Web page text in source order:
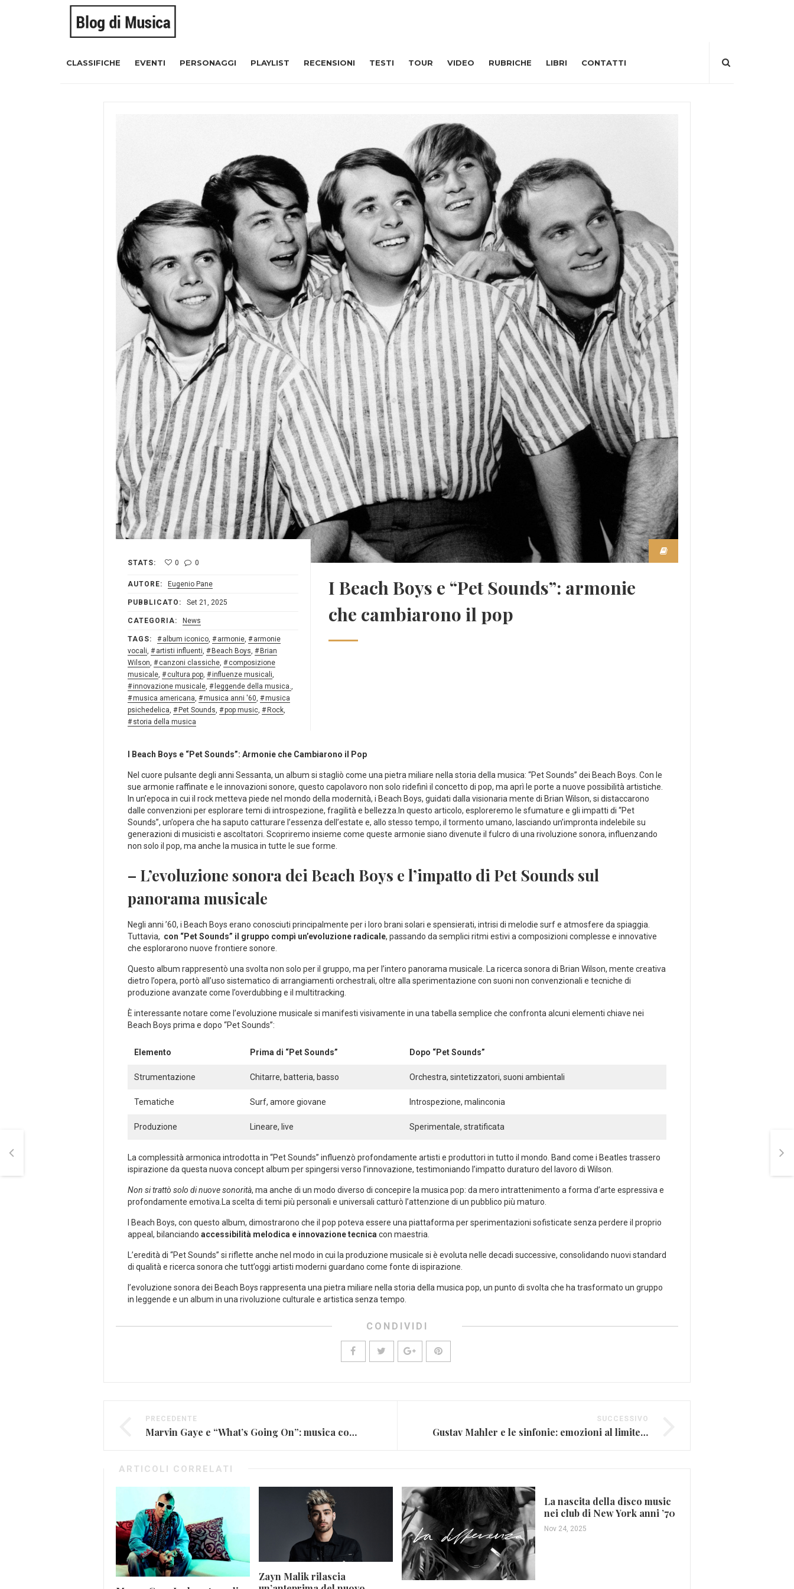
CLASSIFICHE EVENTI PERSONAGGI PLAYLIST RECENSIONI TESTI TOUR VIDEO RUBRICHE LIBRI CONTATTI
STATS: 0 0
AUTORE: Eugenio Pane
PUBBLICATO: Set 21, 2025
CATEGORIA: News
TAGS: album iconico, armonie,
armonie
vocali, artisti influenti, Beach Boys,
Brian
Wilson, canzoni classiche,
composizione
musicale, cultura pop, influenze musicali,
innovazione musicale, leggende della musica.,
musica americana, musica anni '60,
musica
psichedelica, Pet Sounds, pop music, Rock,
storia della musica
I Beach Boys e “Pet Sounds”: armonie
che cambiarono il pop
I Beach Boys⁤ e “Pet Sounds”: Armonie che Cambiarono il ​Pop
Nel cuore pulsante degli anni Sessanta, un album si ​stagliò come una pietra miliare nella storia della musica:​ “Pet‌ Sounds”⁣ dei​ Beach Boys. Con le
sue ⁢armonie ​raffinate e le innovazioni⁢ sonore, questo capolavoro non solo ridefinì​ il concetto di pop, ma aprì le porte a nuove possibilità artistiche.
In un’epoca in cui il ⁢rock metteva⁢ piede ‌nel‍ mondo della ⁣modernità, i ⁤Beach Boys, ‍guidati dalla visionaria mente di Brian Wilson, si distaccarono
dalle convenzioni per‍ esplorare temi ‍di introspezione, fragilità e bellezza.In questo articolo, ​esploreremo le ‍sfumature ‌e gli impatti ⁣di “Pet
Sounds”, un’opera ‌che ha saputo catturare⁤ l’essenza dell’estate‌ e, allo stesso tempo, il‍ tormento umano, lasciando un’impronta indelebile​ su‌
generazioni di musicisti e ‌ascoltatori. Scopriremo insieme come queste ‍armonie siano‌ divenute ‍il fulcro​ di ‍una rivoluzione sonora, influenzando ​
non solo il⁢ pop,⁢ ma anche la ⁣musica in tutte le sue forme.
– ‌L’evoluzione sonora ‌dei Beach ‍Boys⁤ e ​l’impatto​ di Pet Sounds sul
panorama⁣ musicale
Negli anni ’60, i Beach Boys erano conosciuti principalmente per i loro brani ‌solari e spensierati, ‌intrisi di melodie⁣ surf e atmosfere da spiaggia.
Tuttavia, ‌ con “Pet⁢ Sounds” il gruppo compì‌ un’evoluzione radicale,⁢ passando da semplici ritmi ​estivi a composizioni complesse e innovative
che ⁤esplorarono nuove frontiere sonore.
Questo⁢ album rappresentò una ‌svolta non ‌solo per il gruppo, ma ⁣per l’intero panorama musicale. La ricerca⁢ sonora ⁤di ⁤Brian Wilson, mente creativa
dietro l’opera, portò all’uso ​sistematico di arrangiamenti orchestrali, oltre ‌alla sperimentazione con ⁤suoni non convenzionali e tecniche di
produzione avanzate come ⁢l’overdubbing e il multitracking.
È interessante notare come l’evoluzione musicale si manifesti visivamente in una tabella semplice ⁢che confronta alcuni elementi chiave nei
Beach Boys⁤ prima e‍ dopo “Pet Sounds”:
Elemento Prima di “Pet⁣ Sounds” Dopo “Pet ‍Sounds”
Strumentazione Chitarre, batteria, basso Orchestra, sintetizzatori, suoni ambientali
Tematiche Surf,‍ amore giovane Introspezione, malinconia
Produzione Lineare, live Sperimentale, stratificata
La complessità armonica introdotta in “Pet Sounds” influenzò profondamente artisti e produttori in tutto il mondo. Band come i‌ Beatles ⁣trassero
ispirazione da questa⁢ nuova ​concept ​album​ per spingersi verso l’innovazione, testimoniando l’impatto ‍duraturo del lavoro di ⁣Wilson.
Non ⁤si trattò solo di nuove sonorità, ma‌ anche di⁢ un modo diverso di ⁢concepire⁣ la musica pop: da ​mero intrattenimento ⁢a forma d’arte espressiva e
profondamente ⁢emotiva.La scelta ⁣di temi più ‍personali‌ e universali catturò⁣ l’attenzione di un pubblico più⁢ maturo.
I Beach Boys, con questo album, dimostrarono che il pop poteva essere una piattaforma per⁢ sperimentazioni sofisticate senza perdere il‍ proprio
appeal, ⁢bilanciando accessibilità‌ melodica e innovazione ‌tecnica con maestria.
L’eredità di‍ “Pet⁢ Sounds” si riflette anche nel modo‌ in cui la produzione musicale si ‍è evoluta nelle decadi successive, consolidando nuovi standard
di qualità e ricerca sonora che tutt’oggi artisti ‌moderni‌ guardano ‌come fonte⁢ di⁢ ispirazione.
l’evoluzione sonora ⁤dei Beach⁣ Boys rappresenta​ una pietra miliare nella‍ storia​ della musica pop, un punto di ​svolta che⁢ ha trasformato un gruppo⁣
in leggende e un ‌album in una rivoluzione culturale e ‍artistica senza tempo.
CONDIVIDI
PRECEDENTE
Marvin Gaye e “What’s Going On”: musica come protesta
SUCCESSIVO
Gustav Mahler e le sinfonie: emozioni al limite del possibile
ARTICOLI CORRELATI
Zayn Malik rilascia
La nascita della disco music
nei club di New York anni ’70
Nov 24, 2025